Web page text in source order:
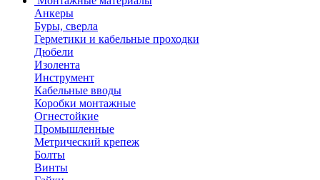
Анкеры
Буры, сверла
Герметики и кабельные проходки
Дюбели
Изолента
Инструмент
Кабельные вводы
Коробки монтажные
Огнестойкие
Промышленные
Метрический крепеж
Болты
Винты